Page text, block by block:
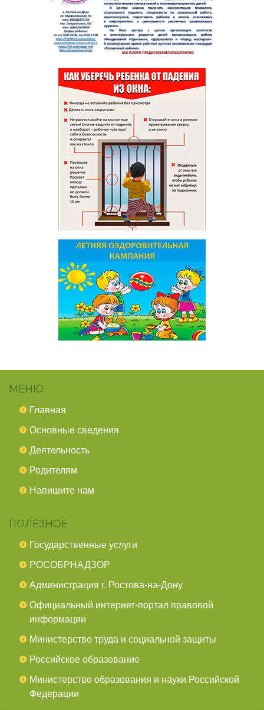
МЕНЮ
Главная
Основные сведения
Деятельность
Родителям
Напишите нам
ПОЛЕЗНОЕ
Государственные услуги
РОСОБРНАДЗОР
Администрация г. Ростова-на-Дону
Официальный интернет-портал правовой
информации
Министерство труда и социальной защиты
Российское образование
Министерство образования и науки Российской
Федерации